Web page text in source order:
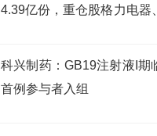
4.39亿份，重仓股格力电器
科兴制药：GB19注射液I期
首例参与者入组